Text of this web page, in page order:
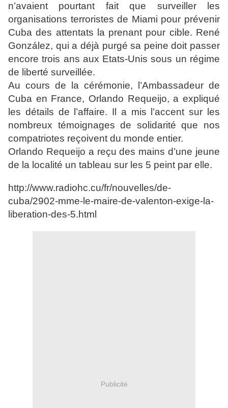
n’avaient pourtant fait que surveiller les
organisations terroristes de Miami pour prévenir
Cuba des attentats la prenant pour cible. René
González, qui a déjà purgé sa peine doit passer
encore trois ans aux Etats-Unis sous un régime
de liberté surveillée.
Au cours de la cérémonie, l’Ambassadeur de
Cuba en France, Orlando Requeijo, a expliqué
les détails de l’affaire. Il a mis l’accent sur les
nombreux témoignages de solidarité que nos
compatriotes reçoivent du monde entier.
Orlando Requeijo a reçu des mains d’une jeune
de la localité un tableau sur les 5 peint par elle.
http://www.radiohc.cu/fr/nouvelles/de-
cuba/2902-mme-le-maire-de-valenton-exige-la-
liberation-des-5.html
Publicité